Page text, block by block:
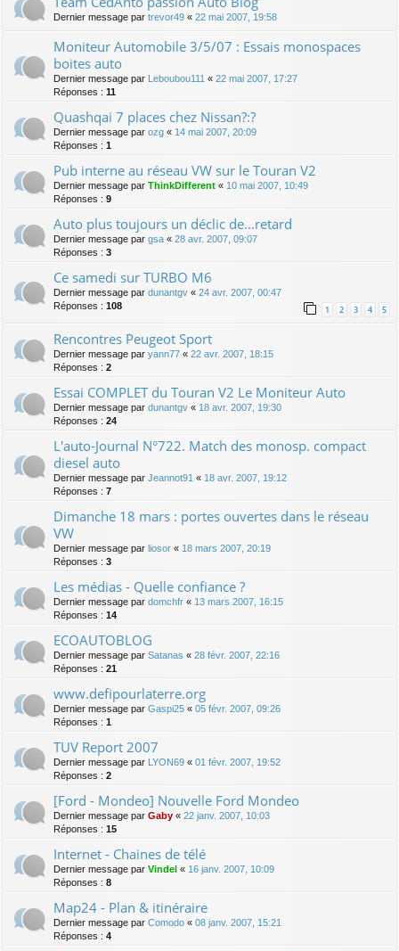
Dernier message par trevor49 « 22 mai 2007, 19:58
Moniteur Automobile 3/5/07 : Essais monospaces
boites auto
Dernier message par Leboubou111 « 22 mai 2007, 17:27
Réponses : 11
Quashqai 7 places chez Nissan?:?
Dernier message par ozg « 14 mai 2007, 20:09
Réponses : 1
Pub interne au réseau VW sur le Touran V2
Dernier message par ThinkDifferent « 10 mai 2007, 10:49
Réponses : 9
Auto plus toujours un déclic de...retard
Dernier message par gsa « 28 avr. 2007, 09:07
Réponses : 3
Ce samedi sur TURBO M6
Dernier message par dunantgv « 24 avr. 2007, 00:47
Réponses : 108 1 2 3 4 5
Rencontres Peugeot Sport
Dernier message par yann77 « 22 avr. 2007, 18:15
Réponses : 2
Essai COMPLET du Touran V2 Le Moniteur Auto
Dernier message par dunantgv « 18 avr. 2007, 19:30
Réponses : 24
L'auto-Journal N°722. Match des monosp. compact
diesel auto
Dernier message par Jeannot91 « 18 avr. 2007, 19:12
Réponses : 7
Dimanche 18 mars : portes ouvertes dans le réseau
VW
Dernier message par liosor « 18 mars 2007, 20:19
Réponses : 3
Les médias - Quelle confiance ?
Dernier message par domchfr « 13 mars 2007, 16:15
Réponses : 14
ECOAUTOBLOG
Dernier message par Satanas « 28 févr. 2007, 22:16
Réponses : 21
www.defipourlaterre.org
Dernier message par Gaspi25 « 05 févr. 2007, 09:26
Réponses : 1
TUV Report 2007
Dernier message par LYON69 « 01 févr. 2007, 19:52
Réponses : 2
[Ford - Mondeo] Nouvelle Ford Mondeo
Dernier message par Gaby « 22 janv. 2007, 10:03
Réponses : 15
Internet - Chaines de télé
Dernier message par Vindel « 16 janv. 2007, 10:09
Réponses : 8
Map24 - Plan & itinéraire
Dernier message par Comodo « 08 janv. 2007, 15:21
Réponses : 4